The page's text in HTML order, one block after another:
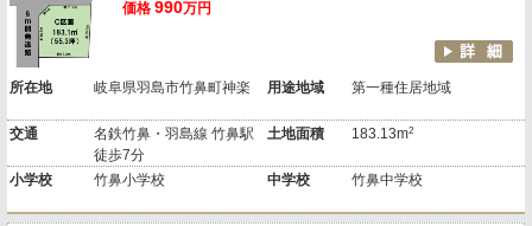
価格 990万円
所在地 岐阜県羽島市竹鼻町神楽 用途地域 第一種住居地域
交通
名鉄竹鼻・羽島線 竹鼻駅
徒歩7分
土地面積 183.13m2
小学校 竹鼻小学校 中学校 竹鼻中学校